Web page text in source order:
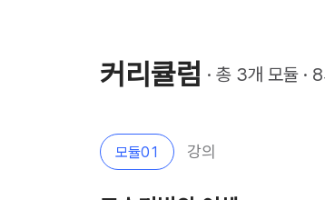
커리큘럼 · 총 3개 모듈 · 8
모듈01 강의